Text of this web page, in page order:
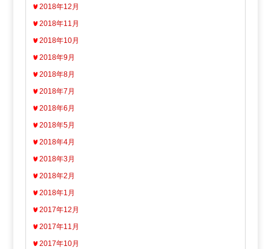
2018年12月
2018年11月
2018年10月
2018年9月
2018年8月
2018年7月
2018年6月
2018年5月
2018年4月
2018年3月
2018年2月
2018年1月
2017年12月
2017年11月
2017年10月